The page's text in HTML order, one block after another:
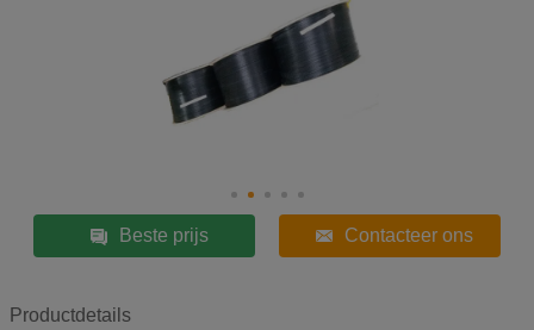
Beste prijs Contacteer ons
Productdetails